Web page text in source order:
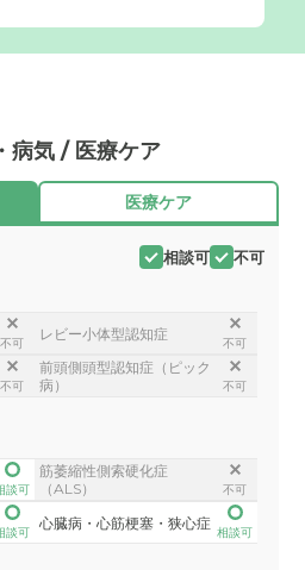
病気 / 医療ケア
医療ケア
相談可 不可
不可
レビー小体型認知症
不可
不可
前頭側頭型認知症（ピック
病）
不可
談可
筋萎縮性側索硬化症
（ALS）
不可
談可
心臓病・心筋梗塞・狭心症
相談可